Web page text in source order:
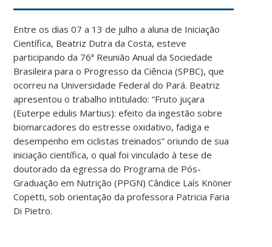
Entre os dias 07 a 13 de julho a aluna de Iniciação
Científica, Beatriz Dutra da Costa, esteve
participando da 76ª Reunião Anual da Sociedade
Brasileira para o Progresso da Ciência (SPBC), que
ocorreu na Universidade Federal do Pará. Beatriz
apresentou o trabalho intitulado: “Fruto juçara
(Euterpe edulis Martius): efeito da ingestão sobre
biomarcadores do estresse oxidativo, fadiga e
desempenho em ciclistas treinados” oriundo de sua
iniciação científica, o qual foi vinculado à tese de
doutorado da egressa do Programa de Pós-
Graduação em Nutrição (PPGN) Cândice Laís Knöner
Copetti, sob orientação da professora Patricia Faria
Di Pietro.